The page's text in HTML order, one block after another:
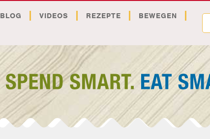
BLOG VIDEOS REZEPTE
BEWEGEN